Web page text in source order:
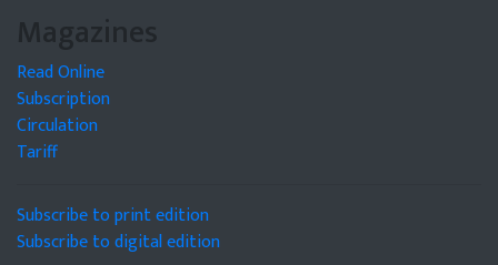
Magazines
Read Online
Subscription
Circulation
Tariff
Subscribe to print edition
Subscribe to digital edition